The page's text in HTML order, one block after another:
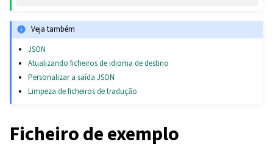
Veja também
JSON
Atualizando ficheiros de idioma de destino
Personalizar a saída JSON
Limpeza de ficheiros de tradução
Ficheiro de exemplo